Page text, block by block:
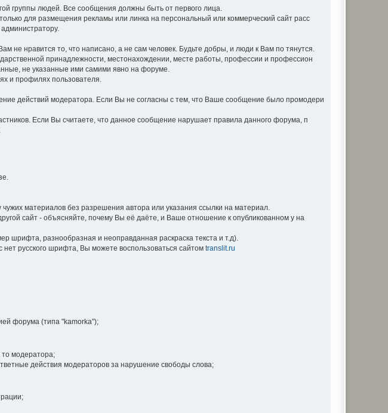
группы людей. Все сообщения должны быть от первого лица.
для размещения рекламы или линка на персональный или коммерческий сайт расс
не нравится то, что написано, а не сам человек. Будьте добры, и люди к Вам по тянутся.
принадлежности, местонахождении, месте работы, профессии и профессион
не указанные ими самими явно на форуме.
и профилях пользователя.
действий модератора. Если Вы не согласны с тем, что Ваше сообщение было промодери
Если Вы считаете, что данное сообщение нарушает правила данного форума, п
материалов без разрешения автора или указания ссылки на материал.
сайт - объясняйте, почему Вы её даёте, и Ваше отношение к опубликованном у на
шрифта, разнообразная и неоправданная раскраска текста и т.д).
нет русского шрифта, Вы можете воспользоваться сайтом translit.ru
форума (типа "kamorka");
то модератора;
действия модераторов за нарушение свободы слова;